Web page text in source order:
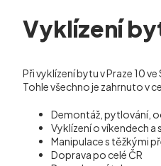
Vyklízení
Při vyklízení bytu v Praze 10
Tohle všechno je zahrnuto v
Demontáž, pytlování,
Vyklízení o víkendech a
Manipulace s těžkými
Doprava po celé ČR